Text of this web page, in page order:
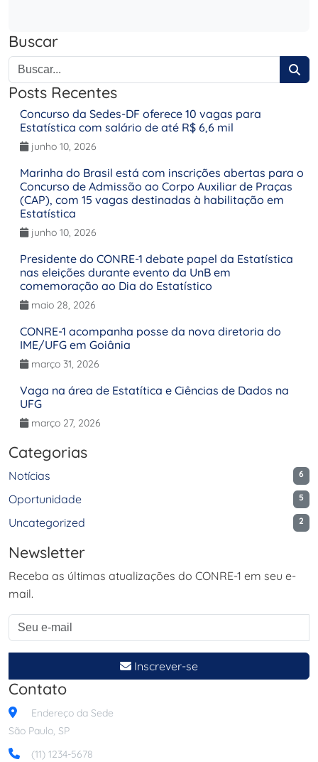
Buscar
Posts Recentes
Concurso da Sedes-DF oferece 10 vagas para
Estatística com salário de até R$ 6,6 mil
junho 10, 2026
Marinha do Brasil está com inscrições abertas para o
Concurso de Admissão ao Corpo Auxiliar de Praças
(CAP), com 15 vagas destinadas à habilitação em
Estatística
junho 10, 2026
Presidente do CONRE-1 debate papel da Estatística
nas eleições durante evento da UnB em
comemoração ao Dia do Estatístico
maio 28, 2026
CONRE-1 acompanha posse da nova diretoria do
IME/UFG em Goiânia
março 31, 2026
Vaga na área de Estatítica e Ciências de Dados na
UFG
março 27, 2026
Categorias
Notícias 6
Oportunidade 5
Uncategorized 2
Newsletter
Receba as últimas atualizações do CONRE-1 em seu e-
mail.
Inscrever-se
Contato
Endereço da Sede
São Paulo, SP
(11) 1234-5678